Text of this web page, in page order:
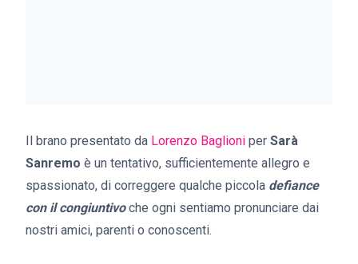
Il brano presentato da Lorenzo Baglioni per Sarà
Sanremo è un tentativo, sufficientemente allegro e
spassionato, di correggere qualche piccola defiance
con il congiuntivo che ogni sentiamo pronunciare dai
nostri amici, parenti o conoscenti.